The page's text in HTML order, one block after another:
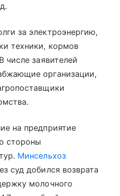
за электроэнергию,
техники, кормов
числе заявителей
организации,
на предприятие
стороны
Минсельхоз
суд добился возврата
молочного